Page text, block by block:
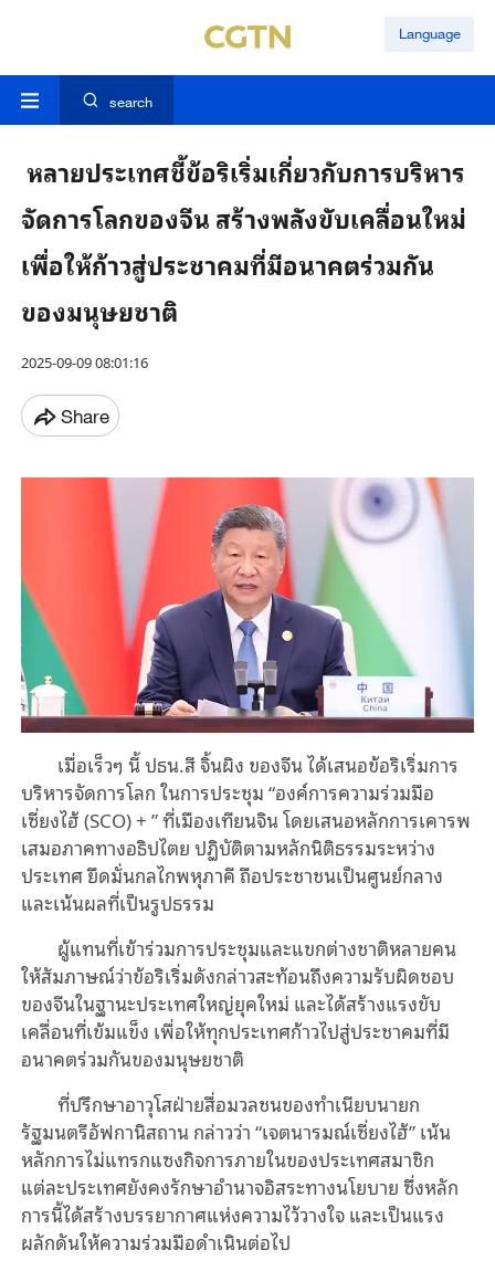
Language
search
หลายประเทศชี้ข้อริเริ่มเกี่ยวกับการบริหาร
จัดการโลกของจีน สร้างพลังขับเคลื่อนใหม่
เพื่อให้ก้าวสู่ประชาคมที่มีอนาคตร่วมกัน
ของมนุษยชาติ
2025-09-09 08:01:16
Share
เมื่อเร็วๆ นี้ ปธน.สี จิ้นผิง ของจีน ได้เสนอข้อริเริ่มการ
บริหารจัดการโลก ในการประชุม “องค์การความร่วมมือ
เซี่ยงไฮ้ (SCO) + ” ที่เมืองเทียนจิน โดยเสนอหลักการเคารพ
เสมอภาคทางอธิปไตย ปฏิบัติตามหลักนิติธรรมระหว่าง
ประเทศ ยึดมั่นกลไกพหุภาคี ถือประชาชนเป็นศูนย์กลาง
และเน้นผลที่เป็นรูปธรรม
ผู้แทนที่เข้าร่วมการประชุมและแขกต่างชาติหลายคน
ให้สัมภาษณ์ว่าข้อริเริ่มดังกล่าวสะท้อนถึงความรับผิดชอบ
ของจีนในฐานะประเทศใหญ่ยุคใหม่ และได้สร้างแรงขับ
เคลื่อนที่เข้มแข็ง เพื่อให้ทุกประเทศก้าวไปสู่ประชาคมที่มี
อนาคตร่วมกันของมนุษยชาติ
ที่ปรึกษาอาวุโสฝ่ายสื่อมวลชนของทำเนียบนายก
รัฐมนตรีอัฟกานิสถาน กล่าวว่า “เจตนารมณ์เซี่ยงไฮ้” เน้น
หลักการไม่แทรกแซงกิจการภายในของประเทศสมาชิก
แต่ละประเทศยังคงรักษาอำนาจอิสระทางนโยบาย ซึ่งหลัก
การนี้ได้สร้างบรรยากาศแห่งความไว้วางใจ และเป็นแรง
ผลักดันให้ความร่วมมือดำเนินต่อไป